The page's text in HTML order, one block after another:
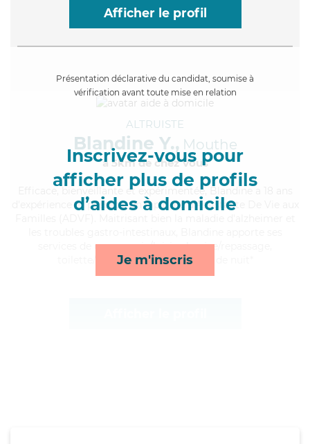
Afficher le profil
Présentation déclarative du candidat, soumise à
vérification avant toute mise en relation
Inscrivez-vous pour
afficher plus de profils
d’aides à domicile
Je m'inscris
ALTRUISTE
Blandine Y., Mouthe
à 5km de chez Vous
, bienveillante et expérimentée, Blandine a 18 ans
d'expérience et possède un diplôme d'Assistante De Vie aux
services de compagnie/loisirs, lessive/repassage,
toilette/habillage et surveillance de nuit*